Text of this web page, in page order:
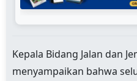
Kepala Bidang Jalan dan
menyampaikan bahwa